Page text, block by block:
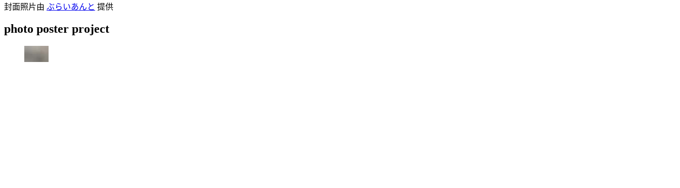
封面照片由 ぶらいあんと 提供
photo poster project